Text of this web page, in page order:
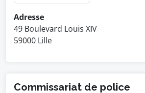
Adresse
49 Boulevard Louis XIV
59000 Lille
Commissariat de police